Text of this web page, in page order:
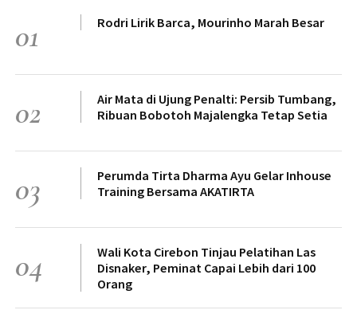
01 Rodri Lirik Barca, Mourinho Marah Besar
02
Air Mata di Ujung Penalti: Persib Tumbang,
Ribuan Bobotoh Majalengka Tetap Setia
03
Perumda Tirta Dharma Ayu Gelar Inhouse
Training Bersama AKATIRTA
04
Wali Kota Cirebon Tinjau Pelatihan Las
Disnaker, Peminat Capai Lebih dari 100
Orang